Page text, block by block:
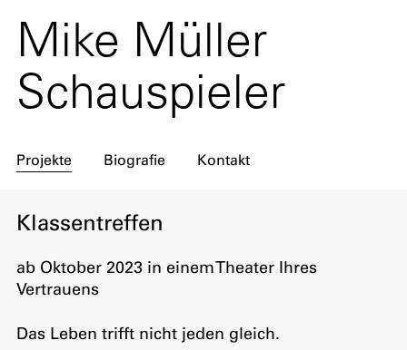
Mike Müller
Schauspieler
Projekte Biografie Kontakt
Klassentreffen
ab Oktober 2023 in einem Theater Ihres
Vertrauens
Das Leben trifft nicht jeden gleich.